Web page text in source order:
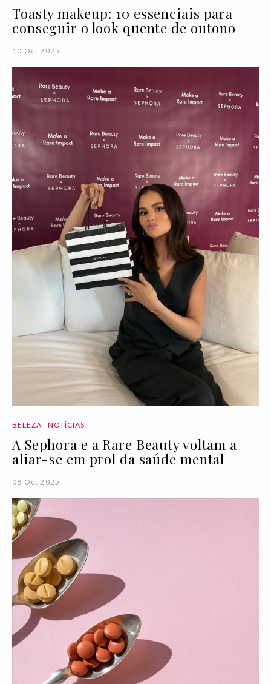
Toasty makeup: 10 essenciais para
conseguir o look quente de outono
10 Oct 2025
BELEZA NOTÍCIAS
A Sephora e a Rare Beauty voltam a
aliar-se em prol da saúde mental
08 Oct 2025